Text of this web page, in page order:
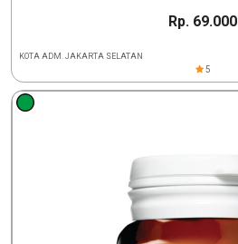
Rp. 69.000
KOTA ADM. JAKARTA SELATAN
5